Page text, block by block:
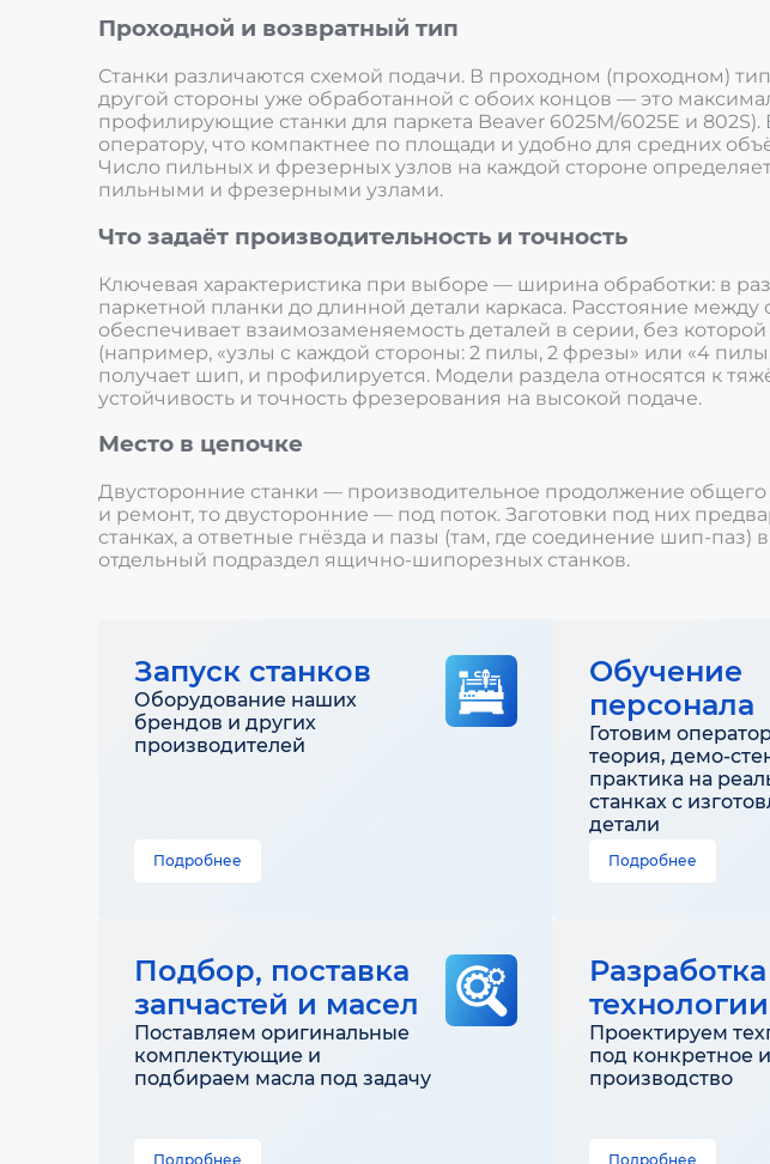
Проходной и возвратный тип
Станки различаются схемой подачи. В проходном (проходном)
другой стороны уже обработанной с обоих концов — это
профилирующие станки для паркета Beaver 6025M/6025E и
оператору, что компактнее по площади и удобно для средних
Число пильных и фрезерных узлов на каждой стороне
пильными и фрезерными узлами.
Что задаёт производительность и точность
Ключевая характеристика при выборе — ширина обработки: в
паркетной планки до длинной детали каркаса. Расстояние
обеспечивает взаимозаменяемость деталей в серии, без
(например, «узлы с каждой стороны: 2 пилы, 2 фрезы» или «4
получает шип, и профилируется. Модели раздела относятся к
устойчивость и точность фрезерования на высокой подаче.
Место в цепочке
Двусторонние станки — производительное продолжение общего
и ремонт, то двусторонние — под поток. Заготовки под них
станках, а ответные гнёзда и пазы (там, где соединение шип-паз)
отдельный подраздел ящично-шипорезных станков.
Запуск станков
Оборудование наших
брендов и других
производителей
Подробнее
Обучение
персонала
Готовим
теория, демо-
практика на
станках с
детали
Подробнее
Подбор, поставка
запчастей и масел
Поставляем оригинальные
комплектующие и
подбираем масла под задачу
Подробнее
Разработка
технологии
Проектируем
под конкретное
производство
Подробнее